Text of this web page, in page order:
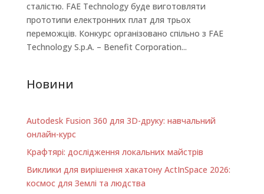
сталістю. FAE Technology буде виготовляти
прототипи електронних плат для трьох
переможців. Конкурс організовано спільно з FAE
Technology S.p.A. – Benefit Corporation...
Новини
Autodesk Fusion 360 для 3D-друку: навчальний
онлайн-курс
Крафтярі: дослідження локальних майстрів
Виклики для вирішення хакатону ActInSpace 2026:
космос для Землі та людства